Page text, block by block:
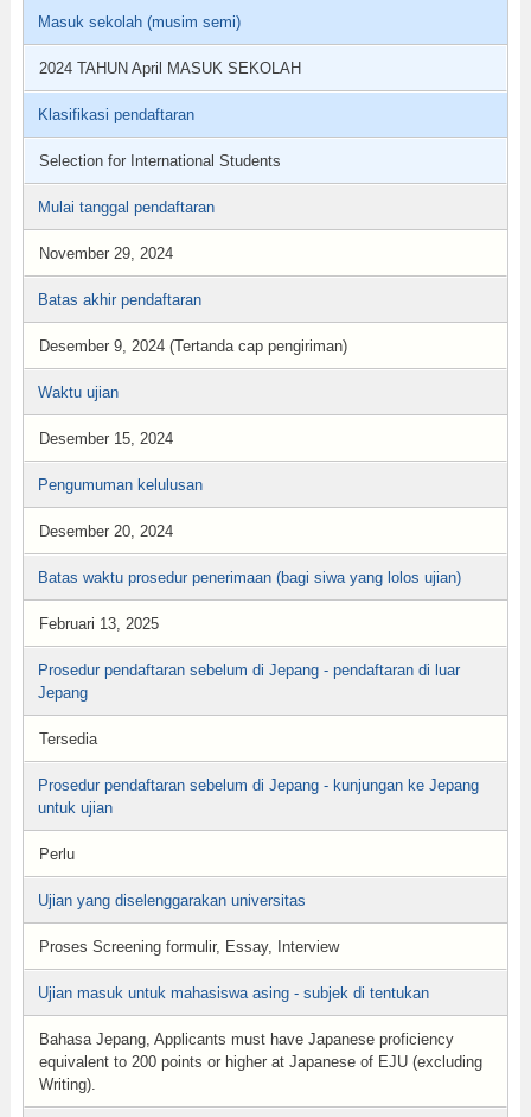
Masuk sekolah (musim semi)
2024 TAHUN April MASUK SEKOLAH
Klasifikasi pendaftaran
Selection for International Students
Mulai tanggal pendaftaran
November 29, 2024
Batas akhir pendaftaran
Desember 9, 2024 (Tertanda cap pengiriman)
Waktu ujian
Desember 15, 2024
Pengumuman kelulusan
Desember 20, 2024
Batas waktu prosedur penerimaan (bagi siwa yang lolos ujian)
Februari 13, 2025
Prosedur pendaftaran sebelum di Jepang - pendaftaran di luar
Jepang
Tersedia
Prosedur pendaftaran sebelum di Jepang - kunjungan ke Jepang
untuk ujian
Perlu
Ujian yang diselenggarakan universitas
Proses Screening formulir, Essay, Interview
Ujian masuk untuk mahasiswa asing - subjek di tentukan
Bahasa Jepang, Applicants must have Japanese proficiency
equivalent to 200 points or higher at Japanese of EJU (excluding
Writing).